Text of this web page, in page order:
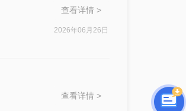
查看详情 >
2026年06月26日
查看详情 >